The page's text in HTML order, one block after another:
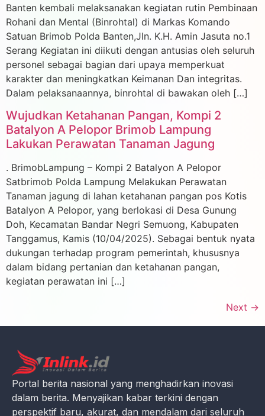
Banten kembali melaksanakan kegiatan rutin Pembinaan
Rohani dan Mental (Binrohtal) di Markas Komando
Satuan Brimob Polda Banten,Jln. K.H. Amin Jasuta no.1
Serang Kegiatan ini diikuti dengan antusias oleh seluruh
personel sebagai bagian dari upaya memperkuat
karakter dan meningkatkan Keimanan Dan integritas.
Dalam pelaksanaannya, binrohtal di bawakan oleh […]
Wujudkan Ketahanan Pangan, Kompi 2
Batalyon A Pelopor Brimob Lampung
Lakukan Perawatan Tanaman Jagung
. BrimobLampung – Kompi 2 Batalyon A Pelopor
Satbrimob Polda Lampung Melakukan Perawatan
Tanaman jagung di lahan ketahanan pangan pos Kotis
Batalyon A Pelopor, yang berlokasi di Desa Gunung
Doh, Kecamatan Bandar Negri Semuong, Kabupaten
Tanggamus, Kamis (10/04/2025). Sebagai bentuk nyata
dukungan terhadap program pemerintah, khususnya
dalam bidang pertanian dan ketahanan pangan,
kegiatan perawatan ini […]
Next →
Portal berita nasional yang menghadirkan inovasi
dalam berita. Menyajikan kabar terkini dengan
perspektif baru, akurat, dan mendalam dari seluruh